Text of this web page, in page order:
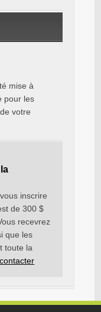
mise à
pour les
votre
inscrire
de 300 $
recevrez
que les
toute la